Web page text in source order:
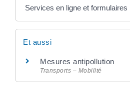
Services en ligne et formulaires
Et aussi
Mesures antipollution
Transports – Mobilité